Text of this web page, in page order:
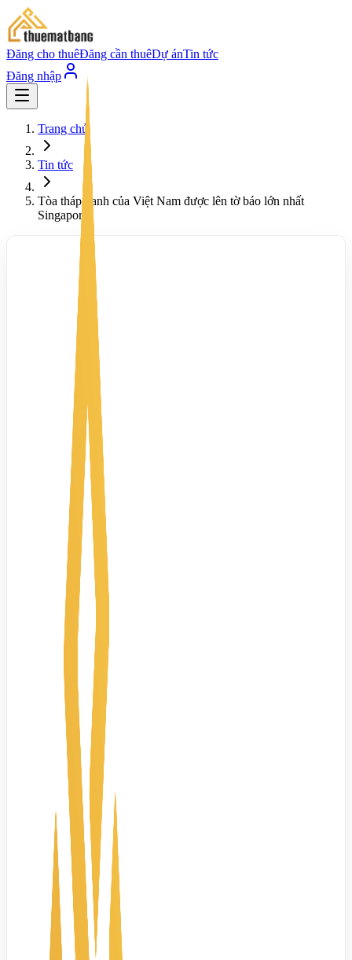
Đăng cho thuêĐăng cần thuêDự ánTin tức
Đăng nhập
Trang chủ
Tin tức
Tòa tháp xanh của Việt Nam được lên tờ báo lớn nhất
Singapore